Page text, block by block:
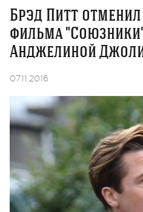
Брэд Питт
фильма
Анджелиной
07.11.2016